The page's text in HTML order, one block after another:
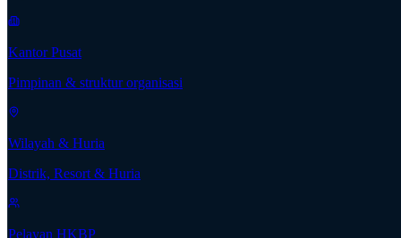
Kantor Pusat
Pimpinan & struktur organisasi
Wilayah & Huria
Distrik, Resort & Huria
Pelayan HKBP